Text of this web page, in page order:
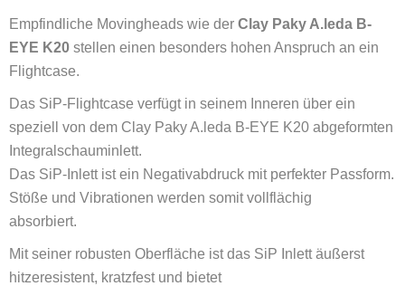
Empfindliche Movingheads wie der Clay Paky A.leda B-
EYE K20 stellen einen besonders hohen Anspruch an ein
Flightcase.
Das SiP-Flightcase verfügt in seinem Inneren über ein
speziell von dem Clay Paky A.leda B-EYE K20 abgeformten
Integralschauminlett.
Das SiP-Inlett ist ein Negativabdruck mit perfekter Passform.
Stöße und Vibrationen werden somit vollflächig
absorbiert.
Mit seiner robusten Oberfläche ist das SiP Inlett äußerst
hitzeresistent, kratzfest und bietet